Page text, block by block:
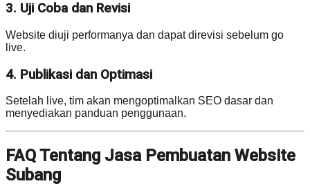
3. Uji Coba dan Revisi
Website diuji performanya dan dapat direvisi sebelum go
live.
4. Publikasi dan Optimasi
Setelah live, tim akan mengoptimalkan SEO dasar dan
menyediakan panduan penggunaan.
FAQ Tentang Jasa Pembuatan Website
Subang